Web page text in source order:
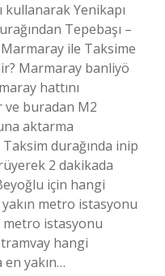
kullanarak Yenikapı
Tepebaşı –
ile Taksime
Marmaray banliyö
hattını
ve buradan M2
aktarma
durağında inip
2 dakikada
için hangi
metro istasyonu
metro istasyonu
hangi
yakın…